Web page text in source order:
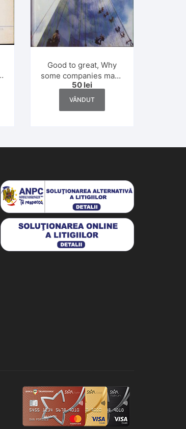
Good to great, Why
some companies make
the leap and others
don’t de Jim Collins,
50 lei
VÂNDUT